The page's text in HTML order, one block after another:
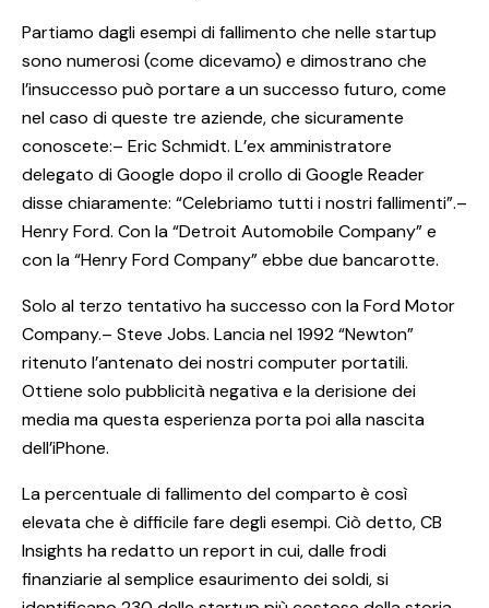
Partiamo dagli esempi di fallimento che nelle startup
sono numerosi (come dicevamo) e dimostrano che
l’insuccesso può portare a un successo futuro, come
nel caso di queste tre aziende, che sicuramente
conoscete:– Eric Schmidt. L’ex amministratore
delegato di Google dopo il crollo di Google Reader
disse chiaramente: “Celebriamo tutti i nostri fallimenti”.–
Henry Ford. Con la “Detroit Automobile Company” e
con la “Henry Ford Company” ebbe due bancarotte.
Solo al terzo tentativo ha successo con la Ford Motor
Company.– Steve Jobs. Lancia nel 1992 “Newton”
ritenuto l’antenato dei nostri computer portatili.
Ottiene solo pubblicità negativa e la derisione dei
media ma questa esperienza porta poi alla nascita
dell’iPhone.
La percentuale di fallimento del comparto è così
elevata che è difficile fare degli esempi. Ciò detto, CB
Insights ha redatto un report in cui, dalle frodi
finanziarie al semplice esaurimento dei soldi, si